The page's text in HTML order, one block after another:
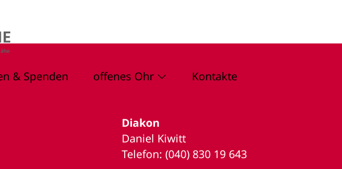
& Spenden offenes Ohr Kontakte
Diakon
Daniel Kiwitt
Telefon: (040) 830 19 643